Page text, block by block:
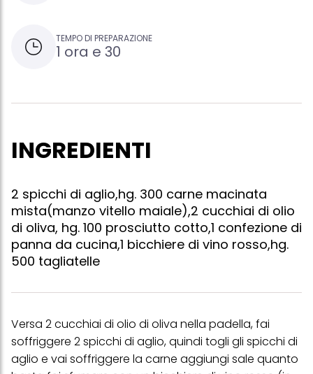
TEMPO DI PREPARAZIONE
1 ora e 30
INGREDIENTI
2 spicchi di aglio,hg. 300 carne macinata
mista(manzo vitello maiale),2 cucchiai di olio
di oliva, hg. 100 prosciutto cotto,1 confezione di
panna da cucina,1 bicchiere di vino rosso,hg.
500 tagliatelle
Versa 2 cucchiai di olio di oliva nella padella, fai
soffriggere 2 spicchi di aglio, quindi togli gli spicchi di
aglio e vai soffriggere la carne aggiungi sale quanto